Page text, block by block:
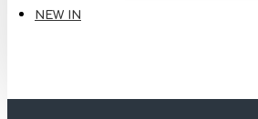
NEW IN